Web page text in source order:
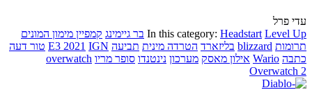
עדי פרל
In this category: Headstart Level Up בר גיימינג קמפיין מימון המונים
תרומות blizzard בליזארד הטרדה מינית תביעה E3 2021 IGN
טור דעה
כתבה Wario אילון מאסק מערכון נינטנדו סופר מריו overwatch
Overwatch 2